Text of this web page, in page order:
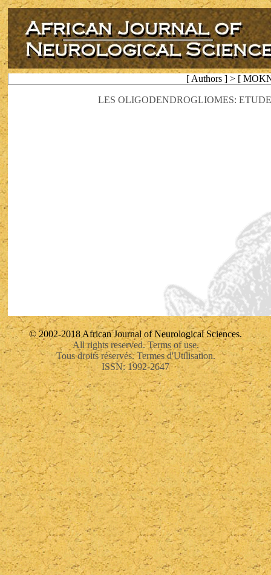
[ Authors ] > [
LES OLIGODENDROGLIOMES:
© 2002-2018 African Journal of Neurological Sciences.
All rights reserved. Terms of use.
Tous droits réservés. Termes d'Utilisation.
ISSN: 1992-2647